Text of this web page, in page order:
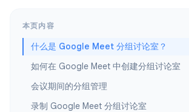
本页内容
什么是 Google Meet 分组讨论室？
如何在 Google Meet 中创建分组讨论室
会议期间的分组管理
录制 Google Meet 分组讨论室